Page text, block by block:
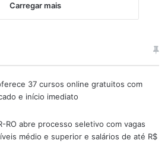
Carregar mais
37 cursos online gratuitos com
e início imediato
RO abre processo seletivo com vagas
médio e superior e salários de até R$